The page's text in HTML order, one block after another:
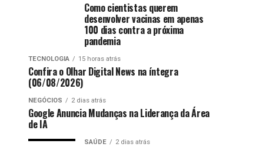
Como cientistas querem
desenvolver vacinas em apenas
100 dias contra a próxima
pandemia
TECNOLOGIA 15 horas atrás
Confira o Olhar Digital News na íntegra
(06/08/2026)
NEGÓCIOS 2 dias atrás
Google Anuncia Mudanças na Liderança da Área
de IA
SAÚDE 2 dias atrás